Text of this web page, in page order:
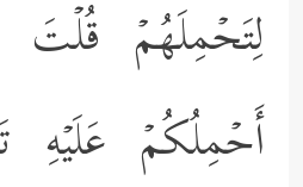
لِتَحۡمِلَهُمۡ
أَحۡمِلُكُمۡ عَلَیۡهِ